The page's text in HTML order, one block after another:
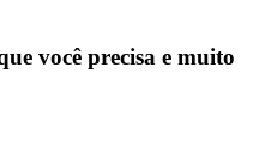
você precisa e muito